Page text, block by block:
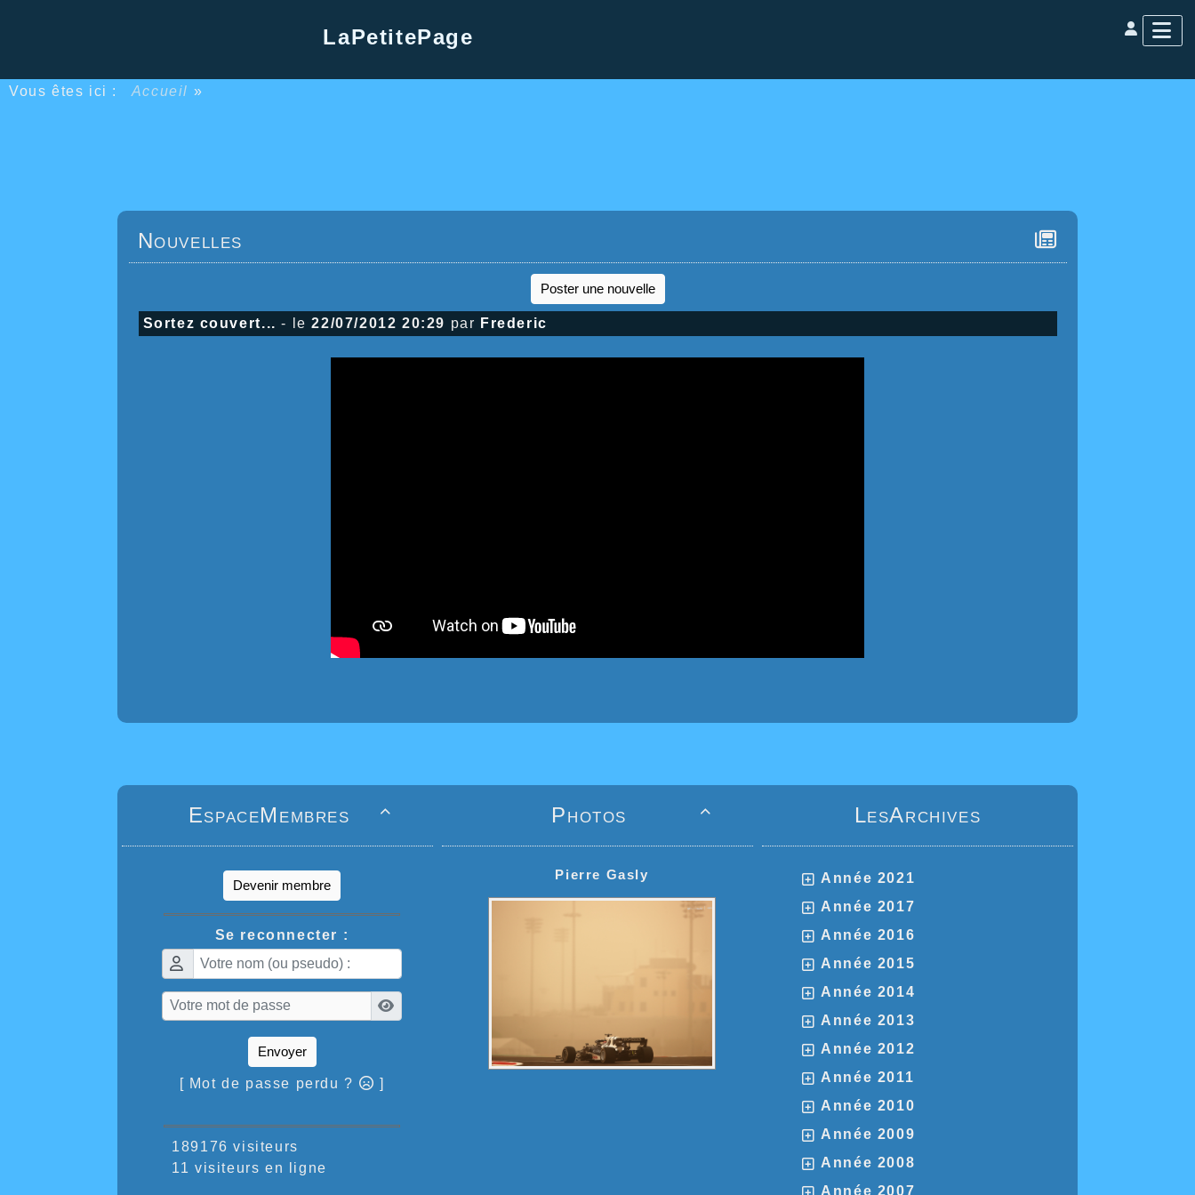
LaPetitePage
Vous êtes ici : Accueil »
Nouvelles
Poster une nouvelle
Sortez couvert... - le22/07/2012 20:29 par Frederic

EspaceMembres
Devenir membre
Se reconnecter :
Envoyer
[ Mot de passe perdu ? ]
189176 visiteurs
11 visiteurs en ligne

Photos
Pierre Gasly
LesArchives
Année 2021
Année 2017
Année 2016
Année 2015
Année 2014
Année 2013
Année 2012
Année 2011
Année 2010
Année 2009
Année 2008
Année 2007